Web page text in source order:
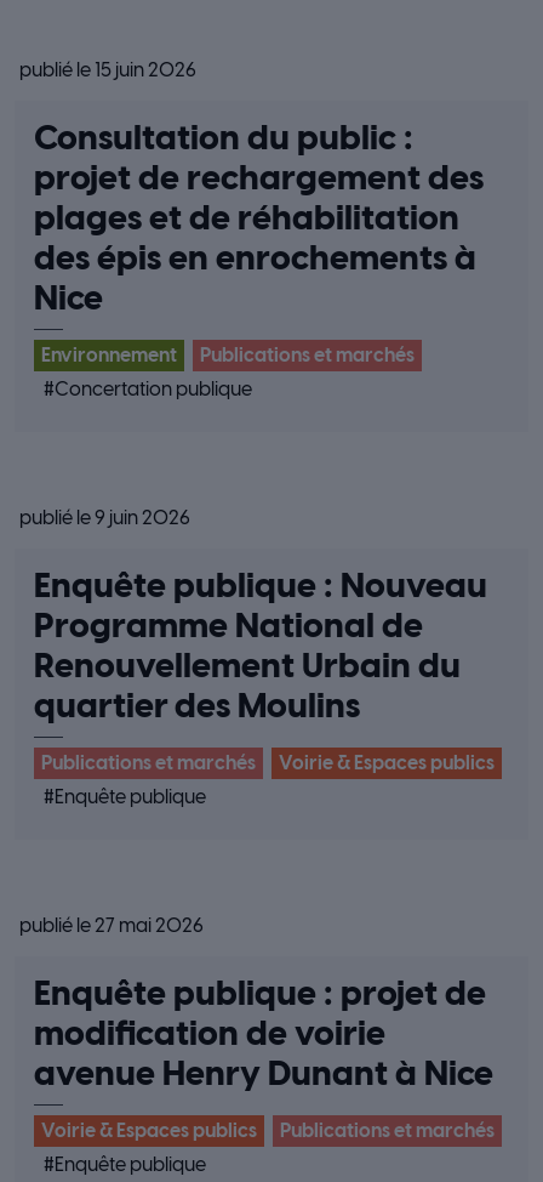
publié le 15 juin 2026
Consultation du public :
projet de rechargement des
plages et de réhabilitation
des épis en enrochements à
Nice
Environnement
Publications et marchés
#Concertation publique
publié le 9 juin 2026
Enquête publique : Nouveau
Programme National de
Renouvellement Urbain du
quartier des Moulins
Publications et marchés
Voirie & Espaces publics
#Enquête publique
publié le 27 mai 2026
Enquête publique : projet de
modification de voirie
avenue Henry Dunant à Nice
Voirie & Espaces publics
Publications et marchés
#Enquête publique